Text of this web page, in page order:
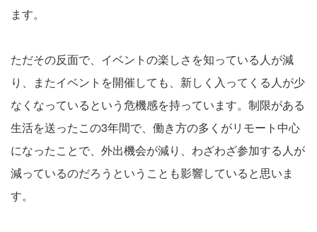
ます。
ただその反面で、イベントの楽しさを知っている人が減
り、またイベントを開催しても、新しく入ってくる人が少
なくなっているという危機感を持っています。制限がある
生活を送ったこの3年間で、働き方の多くがリモート中心
になったことで、外出機会が減り、わざわざ参加する人が
減っているのだろうということも影響していると思いま
す。